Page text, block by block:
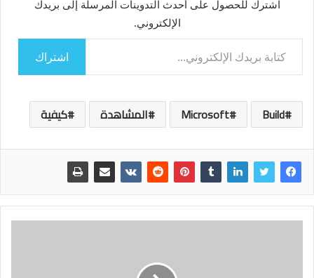
اشترك للحصول على أحدث التدوينات المرسلة إلى بريدك
الإلكتروني.
كتابة بريدك الإلكتروني...
اشتراك
Build
Microsoft المشاهدة كيفية